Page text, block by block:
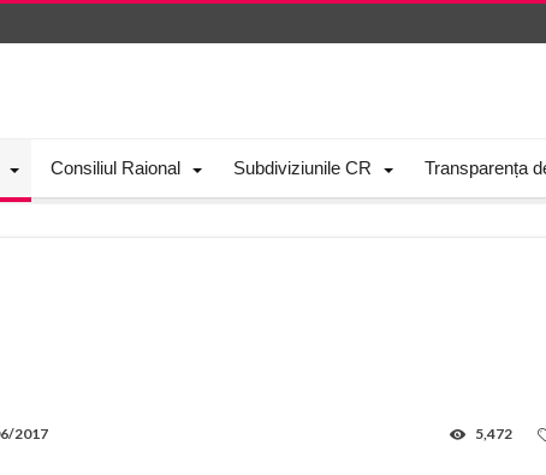
Consiliul Raional Subdiviziunile CR Transparența
2017 5,472